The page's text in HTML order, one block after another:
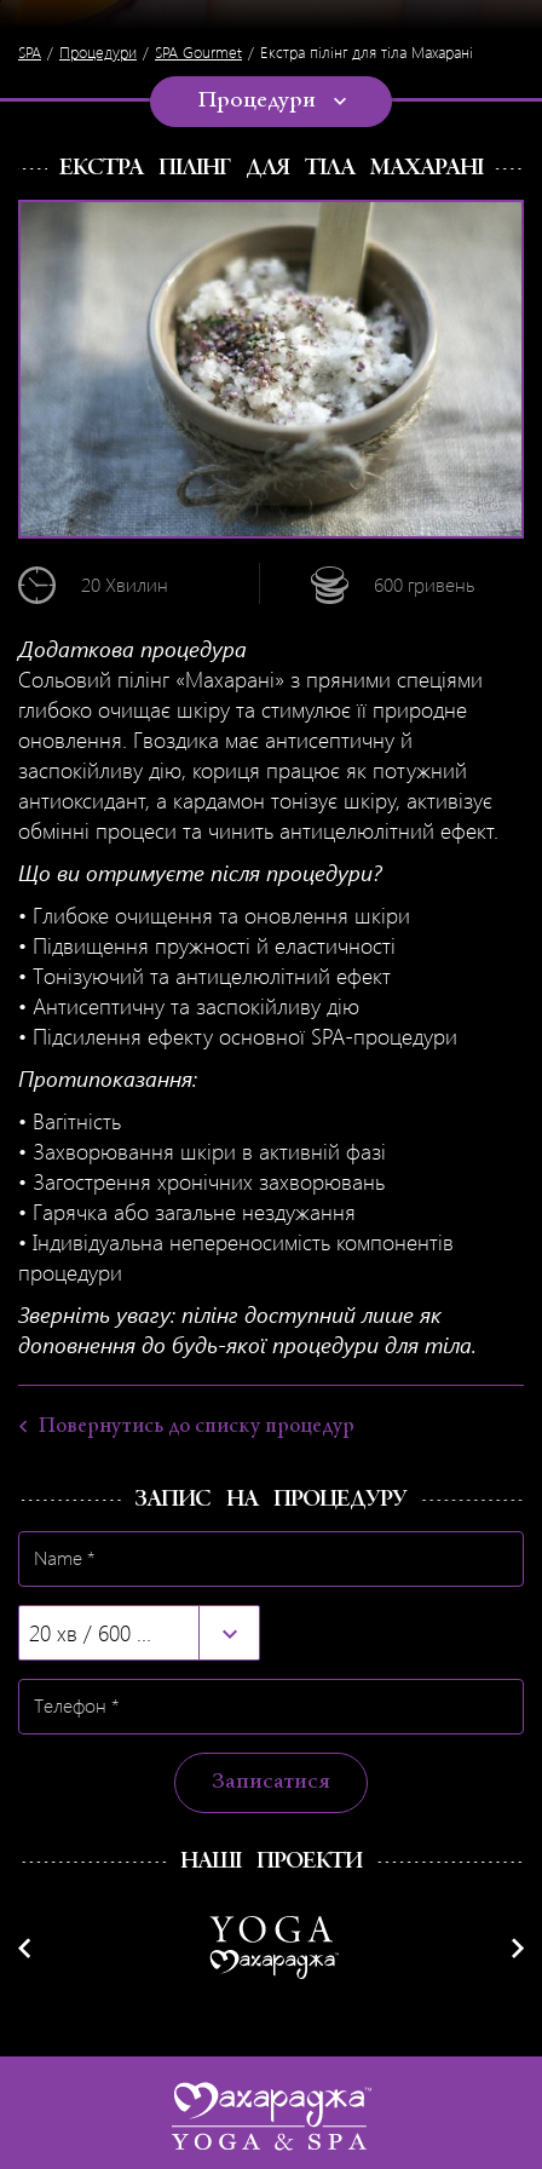
SPA Процедури SPA Gourmet Екстра пілінг для тіла Махарані
Процедури
ЕКСТРА ПІЛІНГ ДЛЯ ТІЛА МАХАРАНІ
20 Хвилин 600 гривень
Додаткова процедура
Сольовий пілінг «Махарані» з пряними спеціями
глибоко очищає шкіру та стимулює її природне
оновлення. Гвоздика має антисептичну й
заспокійливу дію, кориця працює як потужний
антиоксидант, а кардамон тонізує шкіру, активізує
обмінні процеси та чинить антицелюлітний ефект.
Що ви отримуєте після процедури?
• Глибоке очищення та оновлення шкіри
• Підвищення пружності й еластичності
• Тонізуючий та антицелюлітний ефект
• Антисептичну та заспокійливу дію
• Підсилення ефекту основної SPA-процедури
Протипоказання:
• Вагітність
• Захворювання шкіри в активній фазі
• Загострення хронічних захворювань
• Гарячка або загальне нездужання
• Індивідуальна непереносимість компонентів
процедури
Зверніть увагу: пілінг доступний лише як
доповнення до будь-якої процедури для тіла.
Повернутись до списку процедур
ЗАПИС НА ПРОЦЕДУРУ
20 хв / 600 грн
Записатися
НАШІ ПРОЕКТИ